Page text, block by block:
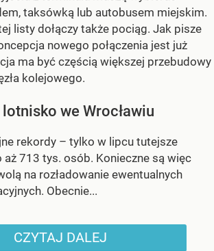
taksówką lub autobusem miejskim.
listy dołączy także pociąg. Jak pisze
nowego połączenia jest już
ma być częścią większej przebudowy
kolejowego.
we Wrocławiu
rekordy – tylko w lipcu tutejsze
aż 713 tys. osób. Konieczne są więc
na rozładowanie ewentualnych
Obecnie...
CZYTAJ DALEJ